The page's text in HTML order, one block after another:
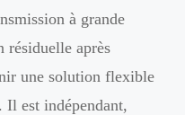
à grande
résiduelle après
une solution flexible
Il est indépendant,